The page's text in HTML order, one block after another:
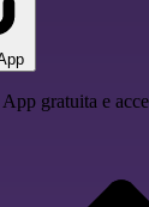
gratuita e